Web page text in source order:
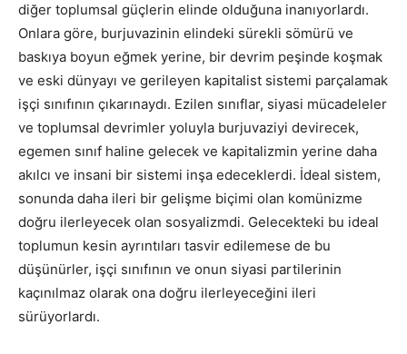
diğer toplumsal güçlerin elinde olduğuna inanıyorlardı.
Onlara göre, burjuvazinin elindeki sürekli sömürü ve
baskıya boyun eğmek yerine, bir devrim peşinde koşmak
ve eski dünyayı ve gerileyen kapitalist sistemi parçalamak
işçi sınıfının çıkarınaydı. Ezilen sınıflar, siyasi mücadeleler
ve toplumsal devrimler yoluyla burjuvaziyi devirecek,
egemen sınıf haline gelecek ve kapitalizmin yerine daha
akılcı ve insani bir sistemi inşa edeceklerdi. İdeal sistem,
sonunda daha ileri bir gelişme biçimi olan komünizme
doğru ilerleyecek olan sosyalizmdi. Gelecekteki bu ideal
toplumun kesin ayrıntıları tasvir edilemese de bu
düşünürler, işçi sınıfının ve onun siyasi partilerinin
kaçınılmaz olarak ona doğru ilerleyeceğini ileri
sürüyorlardı.